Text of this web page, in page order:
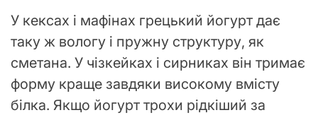
У кексах і мафінах грецький йогурт дає
таку ж вологу і пружну структуру, як
сметана. У чізкейках і сирниках він тримає
форму краще завдяки високому вмісту
білка. Якщо йогурт трохи рідкіший за